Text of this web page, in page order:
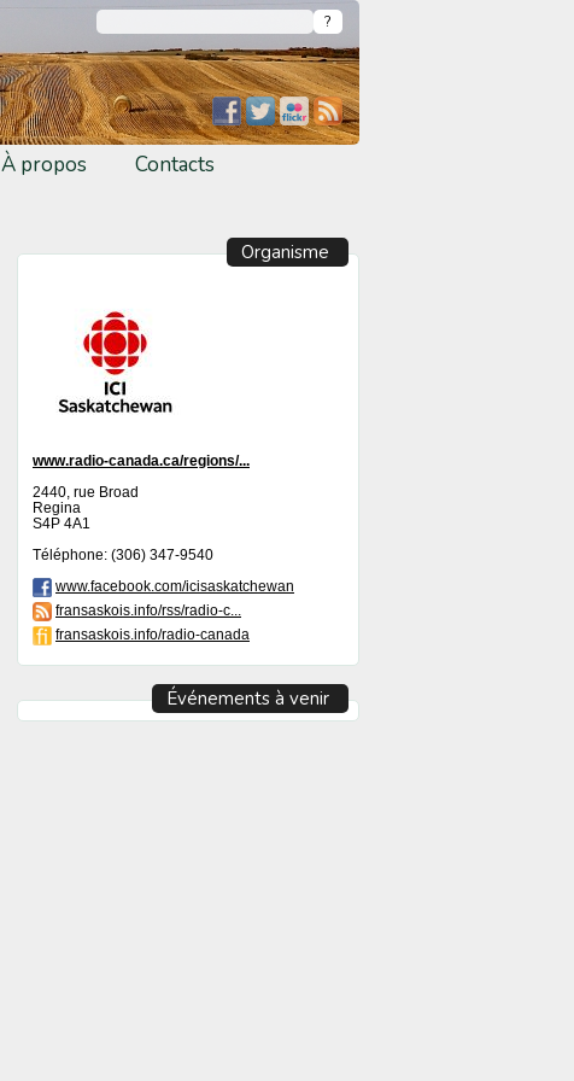
À propos Contacts
Organisme
www.radio-canada.ca/regions/...
2440, rue Broad
Regina
S4P 4A1
Téléphone: (306) 347-9540
www.facebook.com/icisaskatchewan
fransaskois.info/rss/radio-c...
fransaskois.info/radio-canada
Événements à venir